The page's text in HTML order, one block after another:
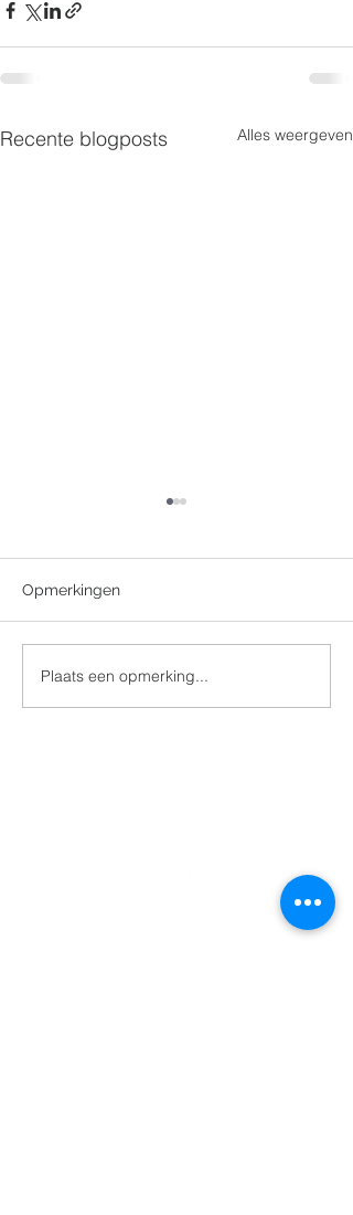
Recente blogposts Alles weergeven
Catechese café
Opmerkingen
Plaats een opmerking...